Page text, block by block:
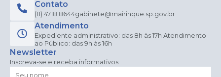
Contato
(11) 4718.8644gabinete@mairinque.sp.gov.br
Atendimento
Expediente administrativo: das 8h às 17h Atendimento
ao Público: das 9h às 16h
Newsletter
Inscreva-se e receba informativos